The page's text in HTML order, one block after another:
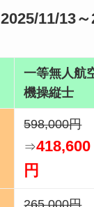
2025/11/13
一等無人航
機操縦士
598,000円
⇒418,600
円